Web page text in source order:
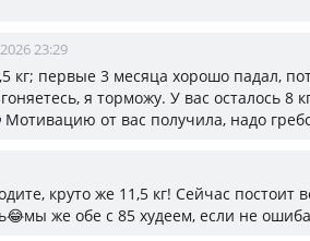
23:29
кг; первые 3 месяца хорошо падал,
я торможу. У вас осталось 8
Мотивацию от вас получила, надо
круто же 11,5 кг! Сейчас постоит
же обе с 85 худеем, если не